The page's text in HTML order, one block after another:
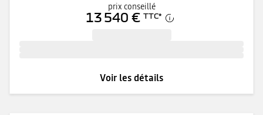
prix conseillé
13 540 € TTC*
Voir les détails